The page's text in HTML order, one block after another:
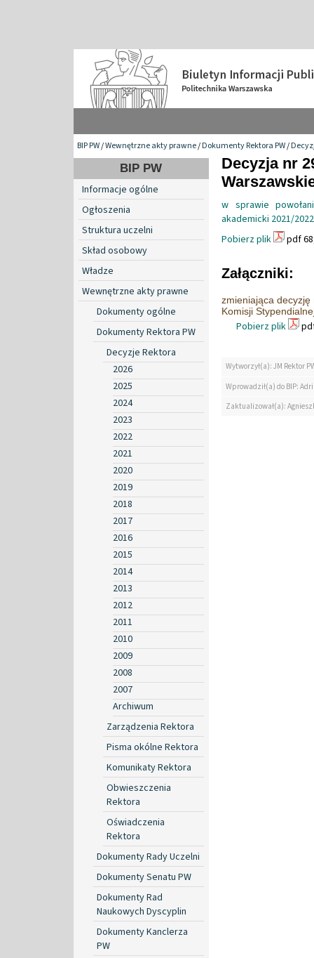
BIP PW/Wewnętrzne akty prawne/Dokumenty Rektora PW/
BIP PW
Informacje ogólne
Ogłoszenia
Struktura uczelni
Skład osobowy
Władze
Wewnętrzne akty prawne
Dokumenty ogólne
Dokumenty Rektora PW
Decyzje Rektora
2026
2025
2024
2023
2022
2021
2020
2019
2018
2017
2016
2015
2014
2013
2012
2011
2010
2009
2008
2007
Archiwum
Zarządzenia Rektora
Pisma okólne Rektora
Komunikaty Rektora
Obwieszczenia
Rektora
Oświadczenia
Rektora
Dokumenty Rady Uczelni
Dokumenty Senatu PW
Dokumenty Rad
Naukowych Dyscyplin
Dokumenty Kanclerza
PW
Decyzja nr
w sprawie
akademicki 2021/2022
Pobierz plik
pdf
Załączniki:
zmieniająca decyzję
Komisji
Pobierz plik
Wytworzył(a): JM Rektor
Wprowadził(a) do BIP:
Zaktualizował(a):